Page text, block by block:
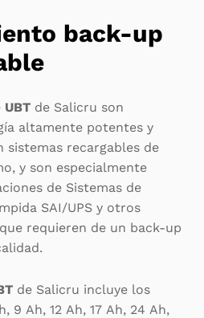
back-up
UBT de Salicru son
altamente potentes y
sistemas recargables de
y son especialmente
de Sistemas de
SAI/UPS y otros
requieren de un back-up
de Salicru incluye los
9 Ah, 12 Ah, 17 Ah, 24 Ah,